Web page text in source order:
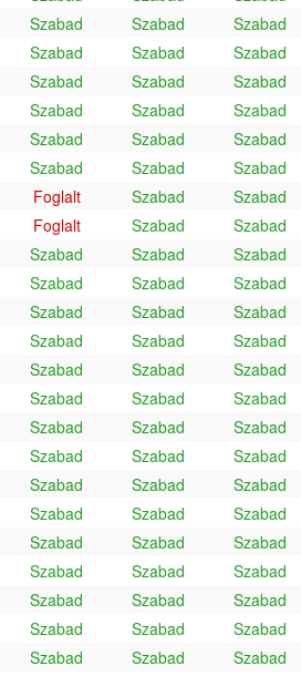
Szabad Szabad
Szabad
Szabad Szabad
Szabad
Szabad Szabad
Szabad
Szabad Szabad
Szabad
Szabad Szabad
Szabad
Szabad Szabad
Szabad
Foglalt Szabad
Szabad
Foglalt Szabad
Szabad
Szabad Szabad
Szabad
Szabad Szabad
Szabad
Szabad Szabad
Szabad
Szabad Szabad
Szabad
Szabad Szabad
Szabad
Szabad Szabad
Szabad
Szabad Szabad
Szabad
Szabad Szabad
Szabad
Szabad Szabad
Szabad
Szabad Szabad
Szabad
Szabad Szabad
Szabad
Szabad Szabad
Szabad
Szabad Szabad
Szabad
Szabad Szabad
Szabad
Szabad Szabad
Szabad